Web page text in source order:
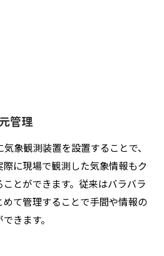
管理
象観測装置を設置することで、
に現場で観測した気象情報もク
とができます。従来はバラバラ
て管理することで手間や情報の
きます。